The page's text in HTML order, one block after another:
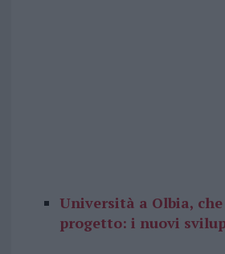
Università a Olbia,
progetto: i nuovi